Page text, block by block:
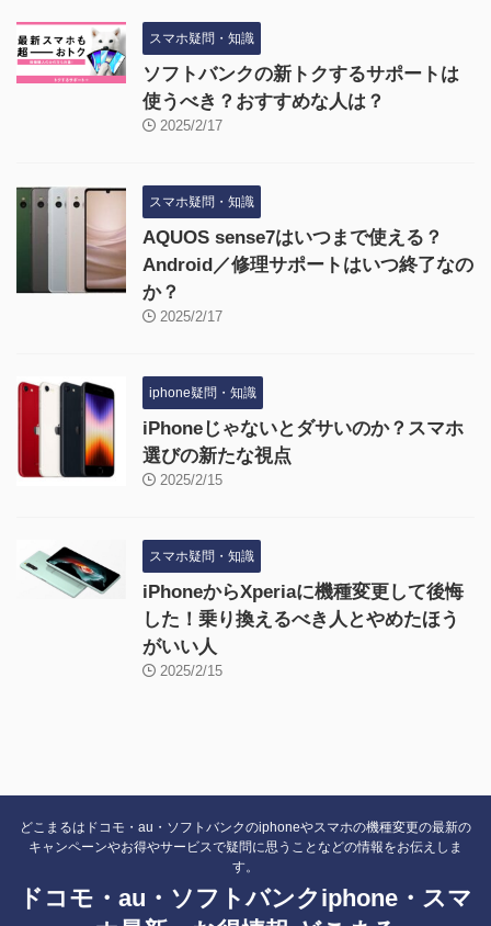
スマホ疑問・知識
ソフトバンクの新トクするサポートは
使うべき？おすすめな人は？
2025/2/17
スマホ疑問・知識
AQUOS sense7はいつまで使える？
Android／修理サポートはいつ終了なの
か？
2025/2/17
iphone疑問・知識
iPhoneじゃないとダサいのか？スマホ
選びの新たな視点
2025/2/15
スマホ疑問・知識
iPhoneからXperiaに機種変更して後悔
した！乗り換えるべき人とやめたほう
がいい人
2025/2/15
どこまるはドコモ・au・ソフトバンクのiphoneやスマホの機種変更の最新の
キャンペーンやお得やサービスで疑問に思うことなどの情報をお伝えしま
す。
ドコモ・au・ソフトバンクiphone・スマ